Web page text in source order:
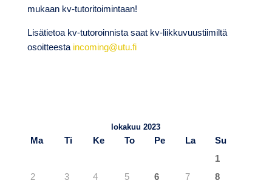
mukaan kv-tutoritoimintaan!
Lisätietoa kv-tutoroinnista saat kv-liikkuvuustiimiltä
osoitteesta incoming@utu.fi
lokakuu 2023
Ma Ti Ke To Pe La
Su
1
2
3 4 5 6 7
8